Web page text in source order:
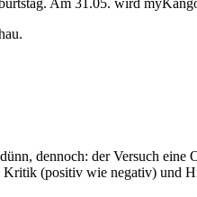
dennoch: der Versuch
(positiv wie negativ) und